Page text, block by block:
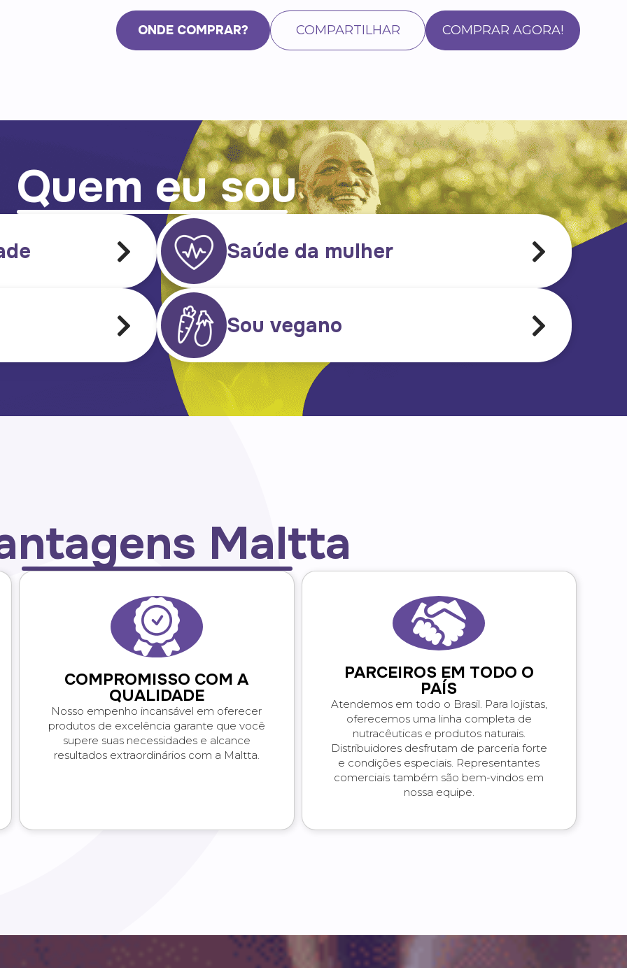
ONDE COMPRAR? COMPARTILHAR COMPRAR AGORA!
Quem eu sou
Saúde da mulher
Sou vegano
Maltta
COMPROMISSO COM A
QUALIDADE
Nosso empenho incansável em oferecer
produtos de excelência garante que você
supere suas necessidades e alcance
resultados extraordinários com a Maltta.
PARCEIROS EM TODO O
PAÍS
Atendemos em todo o Brasil. Para lojistas,
oferecemos uma linha completa de
nutracêuticas e produtos naturais.
Distribuidores desfrutam de parceria forte
e condições especiais. Representantes
comerciais também são bem-vindos em
nossa equipe.